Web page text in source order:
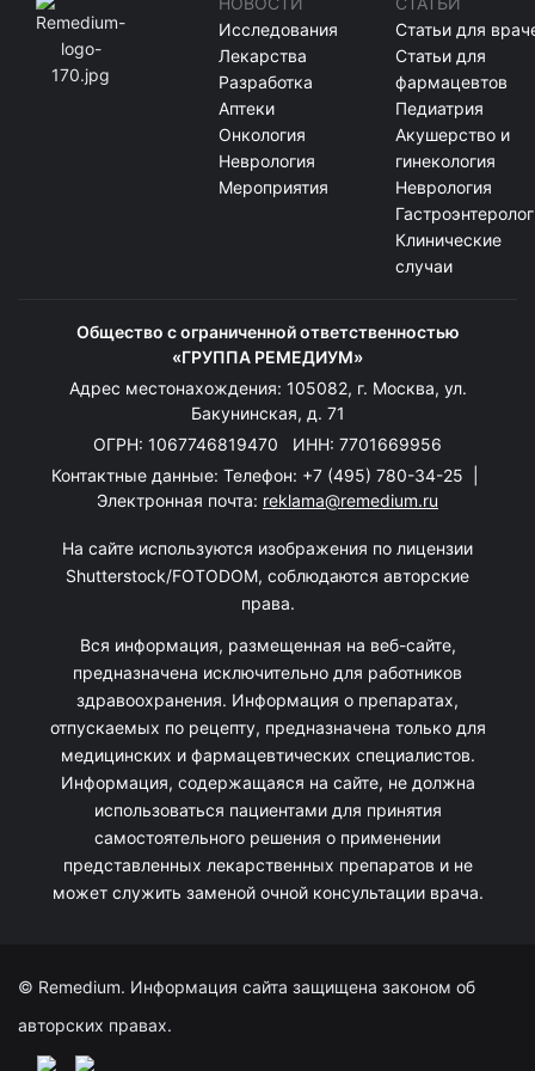
Исследования
Лекарства
Разработка
Аптеки
Онкология
Неврология
Мероприятия
Статьи для
Статьи для
фармацевтов
Педиатрия
Акушерство и
гинекология
Неврология
Клинические
случаи
Общество с ограниченной ответственностью
«ГРУППА РЕМЕДИУМ»
Адрес местонахождения: 105082, г. Москва, ул.
Бакунинская, д. 71
ОГРН: 1067746819470 ИНН: 7701669956
Контактные данные: Телефон: +7 (495) 780-34-25
Электронная почта: reklama@remedium.ru
На сайте используются изображения по лицензии
Shutterstock/FOTODOM, соблюдаются авторские
права.
Вся информация, размещенная на веб-сайте,
предназначена исключительно для работников
здравоохранения. Информация о препаратах,
отпускаемых по рецепту, предназначена только для
медицинских и фармацевтических специалистов.
Информация, содержащаяся на сайте, не должна
использоваться пациентами для принятия
самостоятельного решения о применении
представленных лекарственных препаратов и не
может служить заменой очной консультации врача.
© Remedium. Информация сайта защищена законом об
авторских правах.